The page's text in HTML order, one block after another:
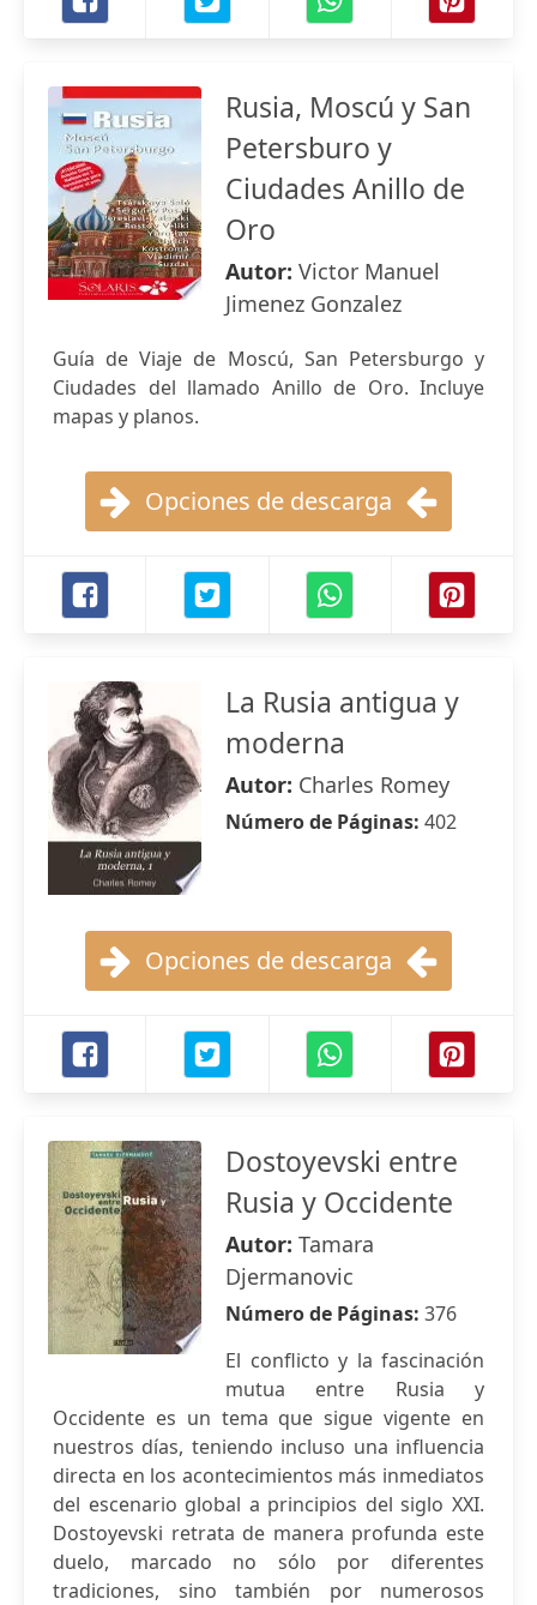
Rusia, Moscú y San
Petersburo y
Ciudades Anillo de
Oro
Autor: Victor Manuel
Jimenez Gonzalez
Guía de Viaje de Moscú, San Petersburgo y
Ciudades del llamado Anillo de Oro. Incluye
mapas y planos.
Opciones de descarga
La Rusia antigua y
moderna
Autor: Charles Romey
Número de Páginas: 402
Opciones de descarga
Dostoyevski entre
Rusia y Occidente
Autor: Tamara
Djermanovic
Número de Páginas: 376
El conflicto y la fascinación
mutua entre Rusia y
Occidente es un tema que sigue vigente en
nuestros días, teniendo incluso una influencia
directa en los acontecimientos más inmediatos
del escenario global a principios del siglo XXI.
Dostoyevski retrata de manera profunda este
duelo, marcado no sólo por diferentes
tradiciones, sino también por numerosos